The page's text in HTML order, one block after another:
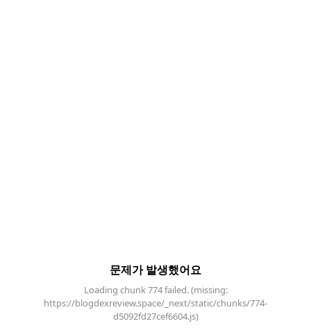
문제가 발생했어요
Loading chunk 774 failed. (missing:
https://blogdexreview.space/_next/static/chunks/774-
d5092fd27cef6604.js)